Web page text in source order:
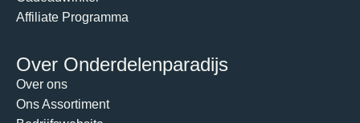
Affiliate Programma
Over Onderdelenparadijs
Over ons
Ons Assortiment